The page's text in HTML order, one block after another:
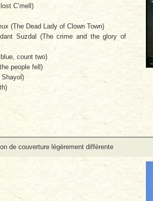
C’mell)
(The Dead Lady of Clown Town)
Suzdal (The crime and the glory of
count two)
people fell)
de couverture légèrement différente